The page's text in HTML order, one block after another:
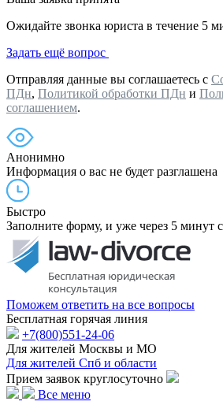
Ожидайте звонка юриста в течение 5
Задать ещё вопрос
Отправляя данные вы соглашаетесь с
ПДн, Политикой обработки ПДн и
соглашением.
Анонимно
Информация о вас не будет разглашена
Быстро
Заполните форму, и уже через 5 минут
Поможем ответить на все вопросы
Бесплатная горячая линия
+7(800)551-24-06
Для жителей Москвы и МО
Для жителей Спб и области
Прием заявок круглосуточно
Все меню